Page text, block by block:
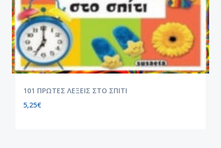
101 ΠΡΩΤΕΣ ΛΕΞΕΙΣ ΣΤΟ ΣΠΙΤΙ
5,25€